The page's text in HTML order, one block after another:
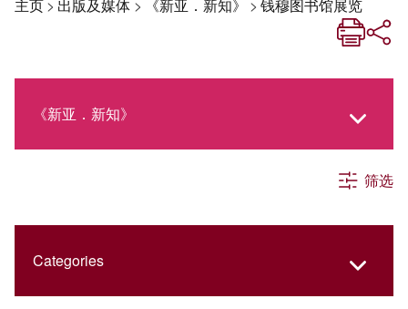
主页> 出版及媒体 > 《新亚．新知》 > 钱穆图书馆展览
《新亚．新知》
社交媒体专栏
筛选
Categories